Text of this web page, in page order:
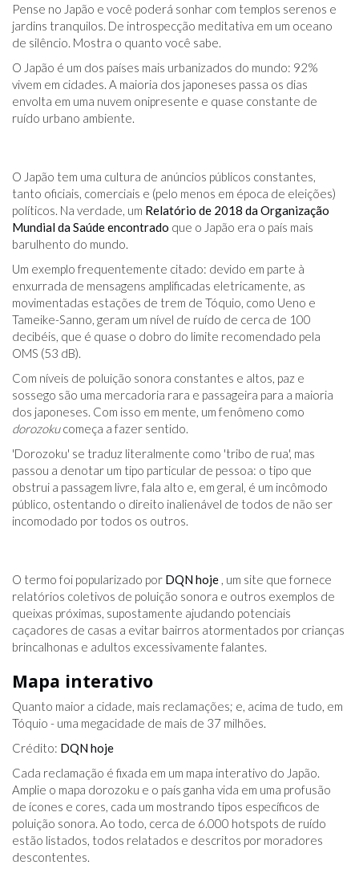
Pense no Japão e você poderá sonhar com templos serenos e
jardins tranquilos. De introspecção meditativa em um oceano
de silêncio. Mostra o quanto você sabe.
O Japão é um dos países mais urbanizados do mundo: 92%
vivem em cidades. A maioria dos japoneses passa os dias
envolta em uma nuvem onipresente e quase constante de
ruído urbano ambiente.
O Japão tem uma cultura de anúncios públicos constantes,
tanto oficiais, comerciais e (pelo menos em época de eleições)
políticos. Na verdade, um Relatório de 2018 da Organização
Mundial da Saúde encontrado que o Japão era o país mais
barulhento do mundo.
Um exemplo frequentemente citado: devido em parte à
enxurrada de mensagens amplificadas eletricamente, as
movimentadas estações de trem de Tóquio, como Ueno e
Tameike-Sanno, geram um nível de ruído de cerca de 100
decibéis, que é quase o dobro do limite recomendado pela
OMS (53 dB).
Com níveis de poluição sonora constantes e altos, paz e
sossego são uma mercadoria rara e passageira para a maioria
dos japoneses. Com isso em mente, um fenômeno como
dorozokucomeça a fazer sentido.
'Dorozoku' se traduz literalmente como 'tribo de rua', mas
passou a denotar um tipo particular de pessoa: o tipo que
obstrui a passagem livre, fala alto e, em geral, é um incômodo
público, ostentando o direito inalienável de todos de não ser
incomodado por todos os outros.
O termo foi popularizado por DQN hoje , um site que fornece
relatórios coletivos de poluição sonora e outros exemplos de
queixas próximas, supostamente ajudando potenciais
caçadores de casas a evitar bairros atormentados por crianças
brincalhonas e adultos excessivamente falantes.
Mapa interativo
Quanto maior a cidade, mais reclamações; e, acima de tudo, em
Tóquio - uma megacidade de mais de 37 milhões.
Crédito: DQN hoje
Cada reclamação é fixada em um mapa interativo do Japão.
Amplie o mapa dorozoku e o país ganha vida em uma profusão
de ícones e cores, cada um mostrando tipos específicos de
poluição sonora. Ao todo, cerca de 6.000 hotspots de ruído
estão listados, todos relatados e descritos por moradores
descontentes.